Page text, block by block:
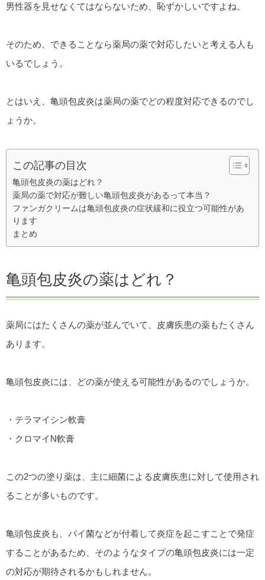
男性器を見せなくてはならないため、恥ずかしいですよね。
そのため、できることなら薬局の薬で対応したいと考える人も
いるでしょう。
とはいえ、亀頭包皮炎は薬局の薬でどの程度対応できるのでし
ょうか。
この記事の目次
亀頭包皮炎の薬はどれ？
薬局の薬で対応が難しい亀頭包皮炎があるって本当？
ファンガクリームは亀頭包皮炎の症状緩和に役立つ可能性があ
ります
まとめ
亀頭包皮炎の薬はどれ？
薬局にはたくさんの薬が並んでいて、皮膚疾患の薬もたくさん
あります。
亀頭包皮炎には、どの薬が使える可能性があるのでしょうか。
・テラマイシン軟膏
・クロマイN軟膏
この2つの塗り薬は、主に細菌による皮膚疾患に対して使用され
ることが多いものです。
亀頭包皮炎も、バイ菌などが付着して炎症を起こすことで発症
することがあるため、そのようなタイプの亀頭包皮炎には一定
の対応が期待されるかもしれません。